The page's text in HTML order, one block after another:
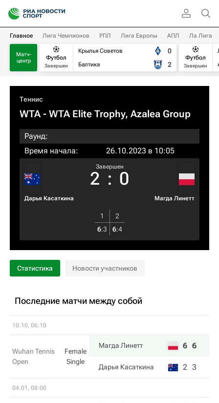
Главное Лига Чемпионов РПЛ Лига Европы АПЛ Ла Лига
Матч-
центр
Футбол
Завершен
Крылья Советов
Балтика
0
2
Футбол
Завершен
Теннис
WTA- WTA Elite Trophy, Azalea Group
Раунд:
Время начала:
26.10.2023 в 10:05
Дарья Касаткина
Завершен
2 : 0
Магда Линетт
1
2
6:3 6:4
Статистика Новости участников
Последние матчи между собой
10.10, 06:10
Wuhan Tennis
Open
Female
Single
Магда Линетт 6 6
Дарья Касаткина 2 3
04.01, 08:00